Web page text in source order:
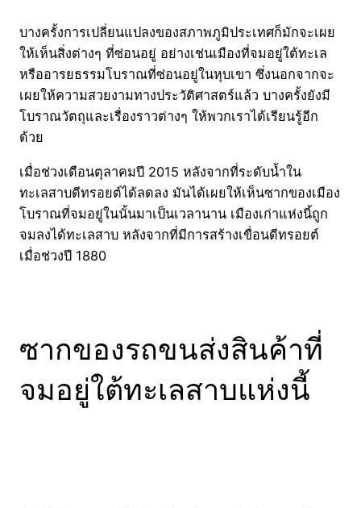
บางครั้งการเปลี่ยนแปลงของสภาพภูมิประเทศก็มักจะเผย
ให้เห็นสิ่งต่างๆ ที่ซ่อนอยู่ อย่างเช่นเมืองที่จมอยู่ใต้ทะเล
หรืออารยธรรมโบราณที่ซ่อนอยู่ในหุบเขา ซึ่งนอกจากจะ
เผยให้ความสวยงามทางประวัติศาสตร์แล้ว บางครั้งยังมี
โบราณวัตถุและเรื่องราวต่างๆ ให้พวกเราได้เรียนรู้อีก
ด้วย
เมื่อช่วงเดือนตุลาคมปี 2015 หลังจากที่ระดับน้ำใน
ทะเลสาบดีทรอยต์ได้ลดลง มันได้เผยให้เห็นซากของเมือง
โบราณที่จมอยู่ในนั้นมาเป็นเวลานาน เมืองเก่าแห่งนี้ถูก
จมลงได้ทะเลสาบ หลังจากที่มีการสร้างเขื่อนดีทรอยต์
เมื่อช่วงปี 1880
ซากของรถขนส่งสินค้าที่
จมอยู่ใต้ทะเลสาบแห่งนี้